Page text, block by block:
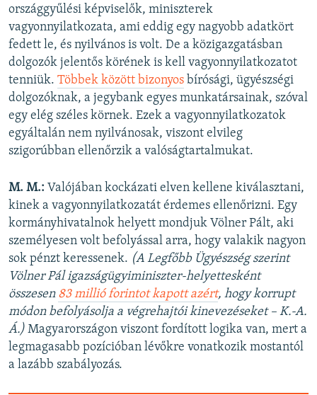
országgyűlési képviselők, miniszterek
vagyonnyilatkozata, ami eddig egy nagyobb adatkört
fedett le, és nyilvános is volt. De a közigazgatásban
dolgozók jelentős körének is kell vagyonnyilatkozatot
tenniük. Többek között bizonyos bírósági, ügyészségi
dolgozóknak, a jegybank egyes munkatársainak, szóval
egy elég széles körnek. Ezek a vagyonnyilatkozatok
egyáltalán nem nyilvánosak, viszont elvileg
szigorúbban ellenőrzik a valóságtartalmukat.
M. M.: Valójában kockázati elven kellene kiválasztani,
kinek a vagyonnyilatkozatát érdemes ellenőrizni. Egy
kormányhivatalnok helyett mondjuk Völner Pált, aki
személyesen volt befolyással arra, hogy valakik nagyon
sok pénzt keressenek. (A Legfőbb Ügyészség szerint
Völner Pál igazságügyiminiszter-helyettesként
összesen 83 millió forintot kapott azért, hogy korrupt
módon befolyásolja a végrehajtói kinevezéseket – K.-A.
Á.) Magyarországon viszont fordított logika van, mert a
legmagasabb pozícióban lévőkre vonatkozik mostantól
a lazább szabályozás.